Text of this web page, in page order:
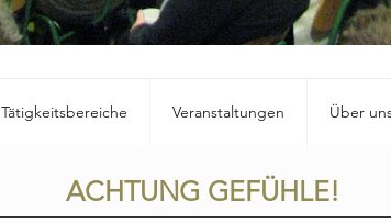
Tätigkeitsbereiche Veranstaltungen Über
ACHTUNG GEFÜHLE!